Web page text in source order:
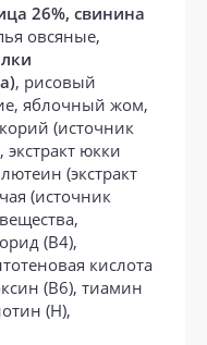
26%, свинина
овсяные,
, рисовый
яблочный жом,
(источник
юкки
(экстракт
(источник
(В4),
кислота
(В6), тиамин
(Н),